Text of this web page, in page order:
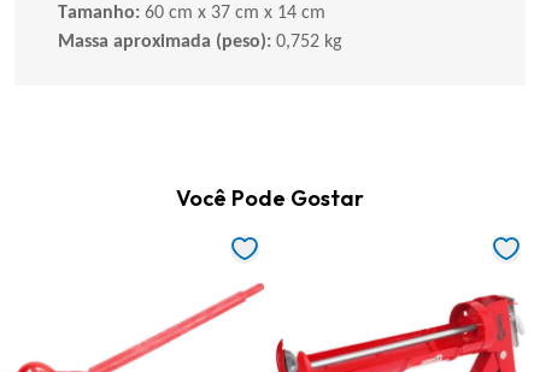
Tamanho: 60 cm x 37 cm x 14 cm
Massa aproximada (peso): 0,752 kg
Você Pode Gostar